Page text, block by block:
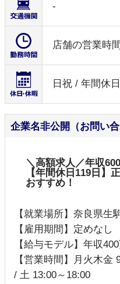
-
店舗の営業時
日祝 / 年間休
企業名非公開（お問い合
＼高額求人／年収
【年間休日119日】
おすすめ！
【就業場所】奈良県生
【雇用期間】定めなし
【給与モデル】年収
【営業時間】月火木金
/ 土 13:00～18:00